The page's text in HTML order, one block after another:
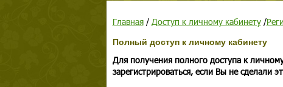
Главная/ Доступ к личному кабинету/
Полный доступ к личному кабинету
Для получения полного доступа к
зарегистрироваться, если Вы не сделали